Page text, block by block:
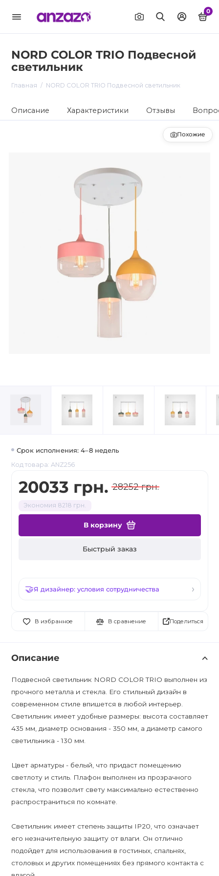
0
NORD COLOR TRIO Подвесной
светильник
Главная NORD COLOR TRIO Подвесной светильник
Описание Характеристики Отзывы
Похожие
Срок исполнения: 4–8 недель
Код товара: ANZ256
20033 грн. 28252 грн.
Экономия 8218 грн.
В корзину
Быстрый заказ
Я дизайнер: условия сотрудничества
В избранное В сравнение Поделиться
Описание
Подвесной светильник NORD COLOR TRIO выполнен из
прочного металла и стекла. Его стильный дизайн в
современном стиле впишется в любой интерьер.
Светильник имеет удобные размеры: высота составляет
435 мм, диаметр основания - 350 мм, а диаметр самого
светильника - 130 мм.
Цвет арматуры - белый, что придаст помещению
светлоту и стиль. Плафон выполнен из прозрачного
стекла, что позволит свету максимально естественно
распространиться по комнате.
Светильник имеет степень защиты IP20, что означает
его незначительную защиту от влаги. Он отлично
подойдет для использования в гостиных, спальнях,
столовых и других помещениях без прямого контакта с